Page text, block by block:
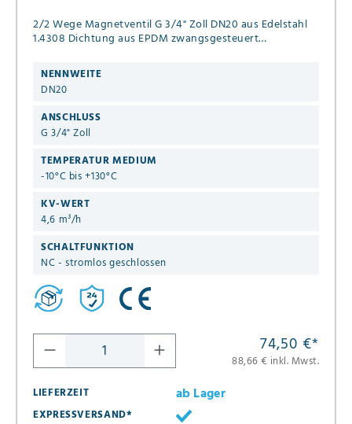
2/2 Wege Magnetventil G 3/4" Zoll DN20 aus Edelstahl
1.4308 Dichtung aus EPDM zwangsgesteuert
NENNWEITE
DN20
ANSCHLUSS
G 3/4" Zoll
TEMPERATUR MEDIUM
-10°C bis +130°C
KV-WERT
4,6 m³/h
SCHALTFUNKTION
NC - stromlos geschlossen
74,50 €*
88,66 € inkl. Mwst.
LIEFERZEIT
ab Lager
EXPRESSVERSAND*